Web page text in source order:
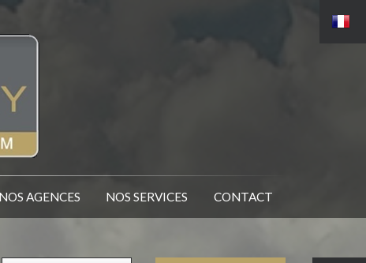
NOS AGENCES NOS SERVICES CONTACT